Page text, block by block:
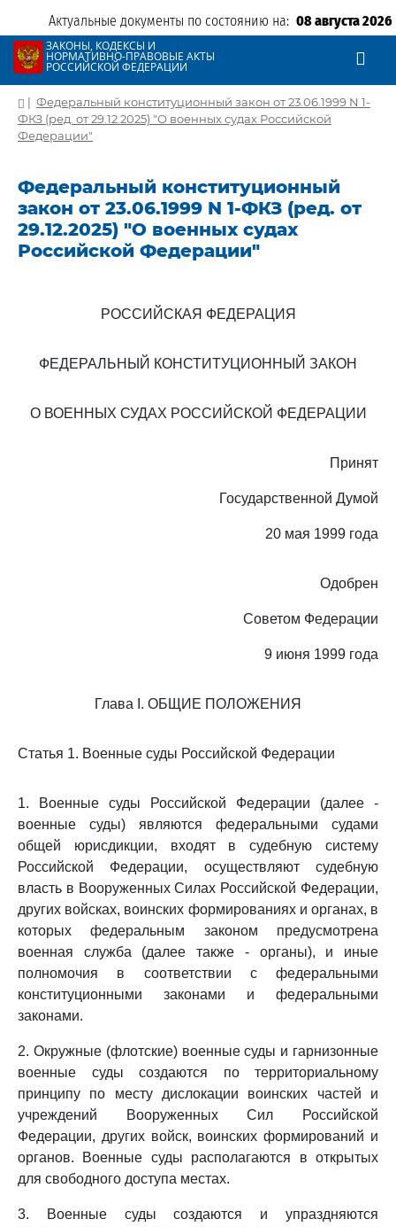
Актуальные документы по состоянию на: 08 августа 2026
ЗАКОНЫ, КОДЕКСЫ И
НОРМАТИВНО-ПРАВОВЫЕ АКТЫ
РОССИЙСКОЙ ФЕДЕРАЦИИ
| Федеральный конституционный закон от 23.06.1999 N 1-
ФКЗ (ред. от 29.12.2025) "О военных судах Российской
Федерации"
Федеральный конституционный
закон от 23.06.1999 N 1-ФКЗ (ред. от
29.12.2025) "О военных судах
Российской Федерации"
РОССИЙСКАЯ ФЕДЕРАЦИЯ
ФЕДЕРАЛЬНЫЙ КОНСТИТУЦИОННЫЙ ЗАКОН
О ВОЕННЫХ СУДАХ РОССИЙСКОЙ ФЕДЕРАЦИИ
Принят
Государственной Думой
20 мая 1999 года
Одобрен
Советом Федерации
9 июня 1999 года
Глава I. ОБЩИЕ ПОЛОЖЕНИЯ
Статья 1. Военные суды Российской Федерации
1. Военные суды Российской Федерации (далее -
военные суды) являются федеральными судами
общей юрисдикции, входят в судебную систему
Российской Федерации, осуществляют судебную
власть в Вооруженных Силах Российской Федерации,
других войсках, воинских формированиях и органах, в
которых федеральным законом предусмотрена
военная служба (далее также - органы), и иные
полномочия в соответствии с федеральными
конституционными законами и федеральными
законами.
2. Окружные (флотские) военные суды и гарнизонные
военные суды создаются по территориальному
принципу по месту дислокации воинских частей и
учреждений Вооруженных Сил Российской
Федерации, других войск, воинских формирований и
органов. Военные суды располагаются в открытых
для свободного доступа местах.
3. Военные суды создаются и упраздняются